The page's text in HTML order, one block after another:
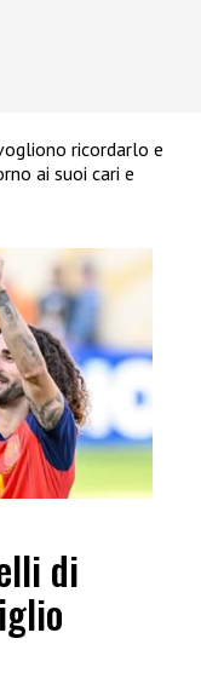
ricordarlo e
ai suoi cari e
di